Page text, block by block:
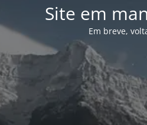
Site em
Em breve,